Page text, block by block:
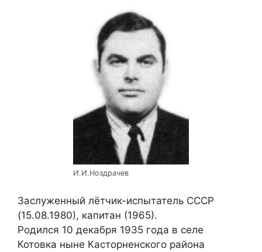
И.И.Ноздрачев
Заслуженный лётчик-испытатель СССР
(15.08.1980), капитан (1965).
Родился 10 декабря 1935 года в селе
Котовка ныне Касторненского района